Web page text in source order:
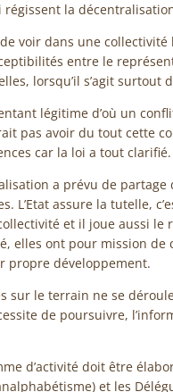
la
voir dans une
entre le
lorsqu’il s’agit surtout
légitime d’où un
pas avoir du tout cette
car la loi a tout clarifié.
a prévu de partage
L’Etat assure la tutelle,
et il joue aussi le
elles ont pour mission de
propre développement.
sur le terrain ne se
de poursuivre,
d’activité doit être
et les